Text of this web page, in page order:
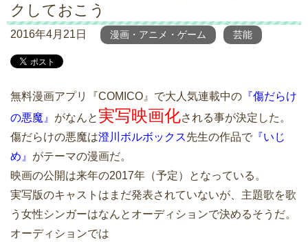
クしておこう
2016年4月21日 漫画・アニメ・ゲーム 芸能
無料漫画アプリ『COMICO』で大人気連載中の 『傷だらけ
の悪魔』 がなんと 実写映画化される事が決定した。
傷だらけの悪魔は澄川ボルボックス先生の作品で 『いじ
め』 がテーマの漫画だ。
映画の公開は来年の2017年（予定）となっている。
実写版のキャストはまだ発表されていないが、主題歌を歌
う女性シンガーはなんとオーディションで決めるそうだ。
オーディションでは